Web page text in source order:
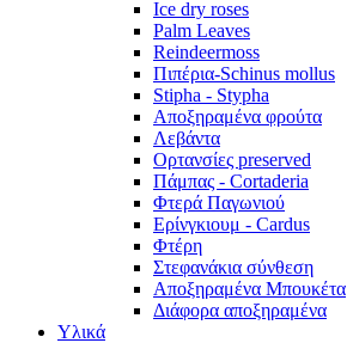
Ice dry roses
Palm Leaves
Reindeermoss
Πιπέρια-Schinus mollus
Stipha - Stypha
Αποξηραμένα φρούτα
Λεβάντα
Ορτανσίες preserved
Πάμπας - Cortaderia
Φτερά Παγωνιού
Ερίνγκιουμ - Cardus
Φτέρη
Στεφανάκια σύνθεση
Αποξηραμένα Μπουκέτα
Διάφορα αποξηραμένα
Υλικά